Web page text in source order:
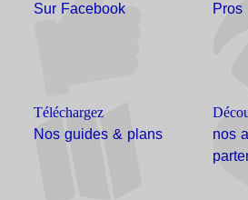
Sur Facebook
Pros
Téléchargez
Nos guides & plans
nos